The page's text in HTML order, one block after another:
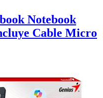
Notebook
Cable Micro